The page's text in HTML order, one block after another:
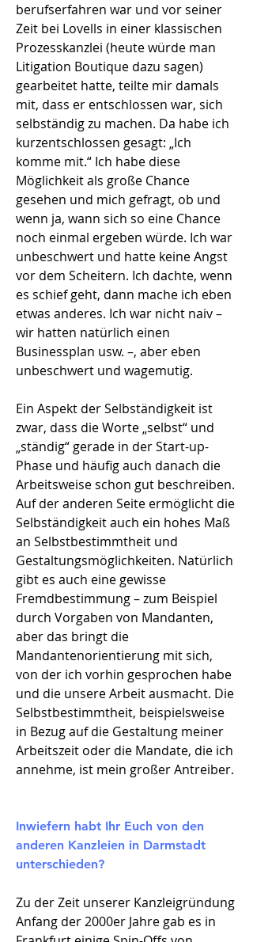
berufserfahren war und vor seiner
Zeit bei Lovells in einer klassischen
Prozesskanzlei (heute würde man
Litigation Boutique dazu sagen)
gearbeitet hatte, teilte mir damals
mit, dass er entschlossen war, sich
selbständig zu machen. Da habe ich
kurzentschlossen gesagt: „Ich
komme mit.“ Ich habe diese
Möglichkeit als große Chance
gesehen und mich gefragt, ob und
wenn ja, wann sich so eine Chance
noch einmal ergeben würde. Ich war
unbeschwert und hatte keine Angst
vor dem Scheitern. Ich dachte, wenn
es schief geht, dann mache ich eben
etwas anderes. Ich war nicht naiv –
wir hatten natürlich einen
Businessplan usw. –, aber eben
unbeschwert und wagemutig.
Ein Aspekt der Selbständigkeit ist
zwar, dass die Worte „selbst“ und
„ständig“ gerade in der Start-up-
Phase und häufig auch danach die
Arbeitsweise schon gut beschreiben.
Auf der anderen Seite ermöglicht die
Selbständigkeit auch ein hohes Maß
an Selbstbestimmtheit und
Gestaltungsmöglichkeiten. Natürlich
gibt es auch eine gewisse
Fremdbestimmung – zum Beispiel
durch Vorgaben von Mandanten,
aber das bringt die
Mandantenorientierung mit sich,
von der ich vorhin gesprochen habe
und die unsere Arbeit ausmacht. Die
Selbstbestimmtheit, beispielsweise
in Bezug auf die Gestaltung meiner
Arbeitszeit oder die Mandate, die ich
annehme, ist mein großer Antreiber.
Inwiefern habt Ihr Euch von den
anderen Kanzleien in Darmstadt
unterschieden?
Zu der Zeit unserer Kanzleigründung
Anfang der 2000er Jahre gab es in